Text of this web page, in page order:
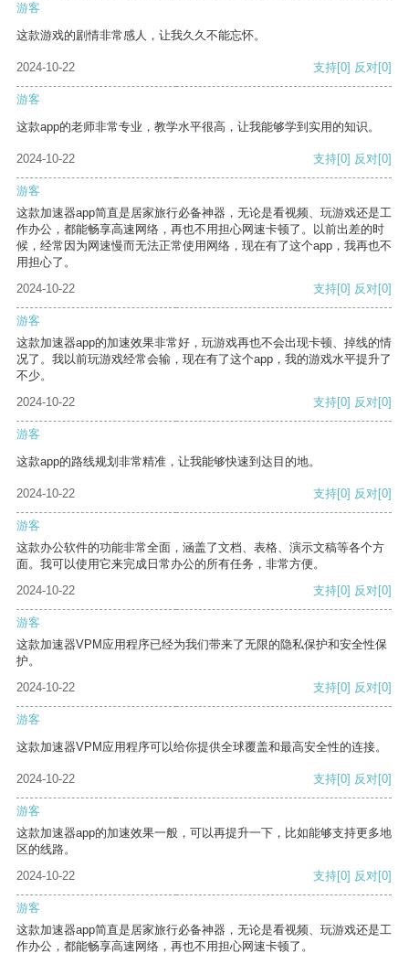
游客
这款游戏的剧情非常感人，让我久久不能忘怀。
2024-10-22 支持[0] 反对[0]
游客
这款app的老师非常专业，教学水平很高，让我能够学到实用的知识。
2024-10-22 支持[0] 反对[0]
游客
这款加速器app简直是居家旅行必备神器，无论是看视频、玩游戏还是工
作办公，都能畅享高速网络，再也不用担心网速卡顿了。以前出差的时
候，经常因为网速慢而无法正常使用网络，现在有了这个app，我再也不
用担心了。
2024-10-22
支持[0] 反对[0]
游客
这款加速器app的加速效果非常好，玩游戏再也不会出现卡顿、掉线的情
况了。我以前玩游戏经常会输，现在有了这个app，我的游戏水平提升了
不少。
2024-10-22
支持[0] 反对[0]
游客
这款app的路线规划非常精准，让我能够快速到达目的地。
2024-10-22 支持[0] 反对[0]
游客
这款办公软件的功能非常全面，涵盖了文档、表格、演示文稿等各个方
面。我可以使用它来完成日常办公的所有任务，非常方便。
2024-10-22
支持[0] 反对[0]
游客
这款加速器VPM应用程序已经为我们带来了无限的隐私保护和安全性保
护。
2024-10-22
支持[0] 反对[0]
游客
这款加速器VPM应用程序可以给你提供全球覆盖和最高安全性的连接。
2024-10-22 支持[0] 反对[0]
游客
这款加速器app的加速效果一般，可以再提升一下，比如能够支持更多地
区的线路。
2024-10-22
支持[0] 反对[0]
游客
这款加速器app简直是居家旅行必备神器，无论是看视频、玩游戏还是工
作办公，都能畅享高速网络，再也不用担心网速卡顿了。